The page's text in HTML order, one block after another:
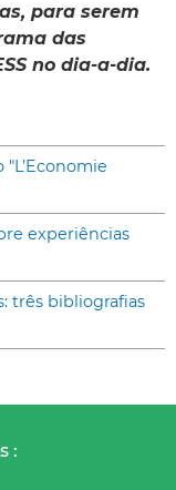
para serem
das
no dia-a-dia.
experiências
três bibliografias
: